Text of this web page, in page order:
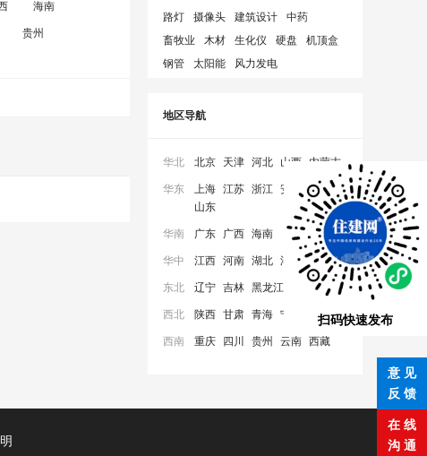
海南
贵州
路灯
摄像头 建筑设计
中药
畜牧业
木材 生化仪 硬盘
机顶盒
钢管
太阳能 风力发电
地区导航
华北 北京 天津 河北 山西 内蒙古
华东 上海 江苏 浙江 安徽
福建
山东
华南 广东 广西 海南
华中 江西 河南 湖北 湖南
东北 辽宁 吉林 黑龙江
西北 陕西 甘肃 青海 宁夏 新疆
西南 重庆 四川 贵州 云南 西藏
扫码快速发布
意 见
反 馈
在 线
沟 通